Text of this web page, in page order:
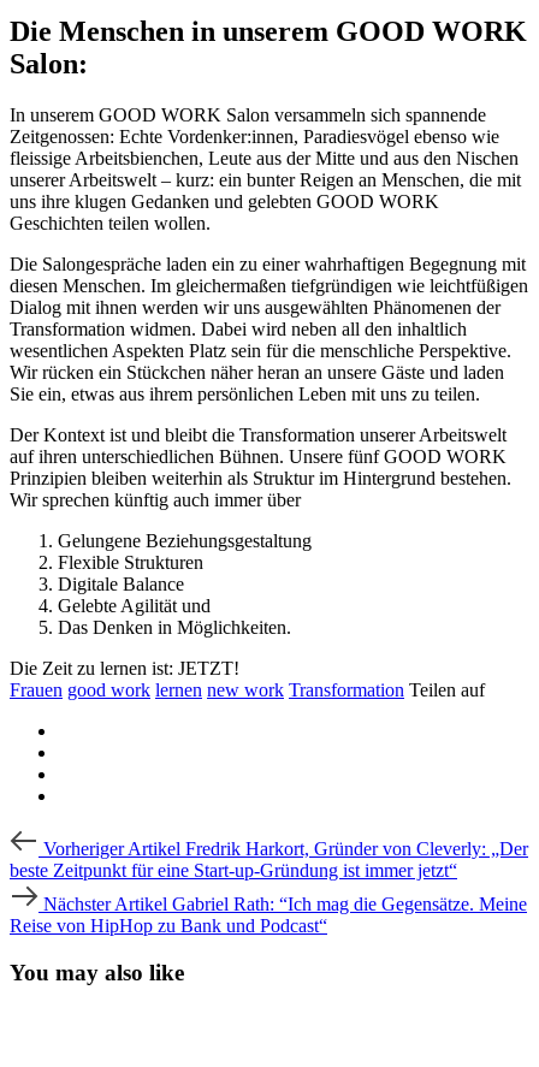
Die Menschen in unserem GOOD WORK
Salon:
In unserem GOOD WORK Salon versammeln sich spannende
Zeitgenossen: Echte Vordenker:innen, Paradiesvögel ebenso wie
fleissige Arbeitsbienchen, Leute aus der Mitte und aus den Nischen
unserer Arbeitswelt – kurz: ein bunter Reigen an Menschen, die mit
uns ihre klugen Gedanken und gelebten GOOD WORK
Geschichten teilen wollen.
Die Salongespräche laden ein zu einer wahrhaftigen Begegnung mit
diesen Menschen. Im gleichermaßen tiefgründigen wie leichtfüßigen
Dialog mit ihnen werden wir uns ausgewählten Phänomenen der
Transformation widmen. Dabei wird neben all den inhaltlich
wesentlichen Aspekten Platz sein für die menschliche Perspektive.
Wir rücken ein Stückchen näher heran an unsere Gäste und laden
Sie ein, etwas aus ihrem persönlichen Leben mit uns zu teilen.
Der Kontext ist und bleibt die Transformation unserer Arbeitswelt
auf ihren unterschiedlichen Bühnen. Unsere fünf GOOD WORK
Prinzipien bleiben weiterhin als Struktur im Hintergrund bestehen.
Wir sprechen künftig auch immer über
Gelungene Beziehungsgestaltung
Flexible Strukturen
Digitale Balance
Gelebte Agilität und
Das Denken in Möglichkeiten.
Die Zeit zu lernen ist: JETZT!
Frauen good work lernen new work Transformation Teilen auf
Beitragsnavigation
Artikel
Vorheriger Artikel Fredrik Harkort, Gründer von Cleverly: „Der
beste Zeitpunkt für eine Start-up-Gründung ist immer jetzt“
Artikel
Nächster Artikel Gabriel Rath: “Ich mag die Gegensätze. Meine
Reise von HipHop zu Bank und Podcast“
You may also like